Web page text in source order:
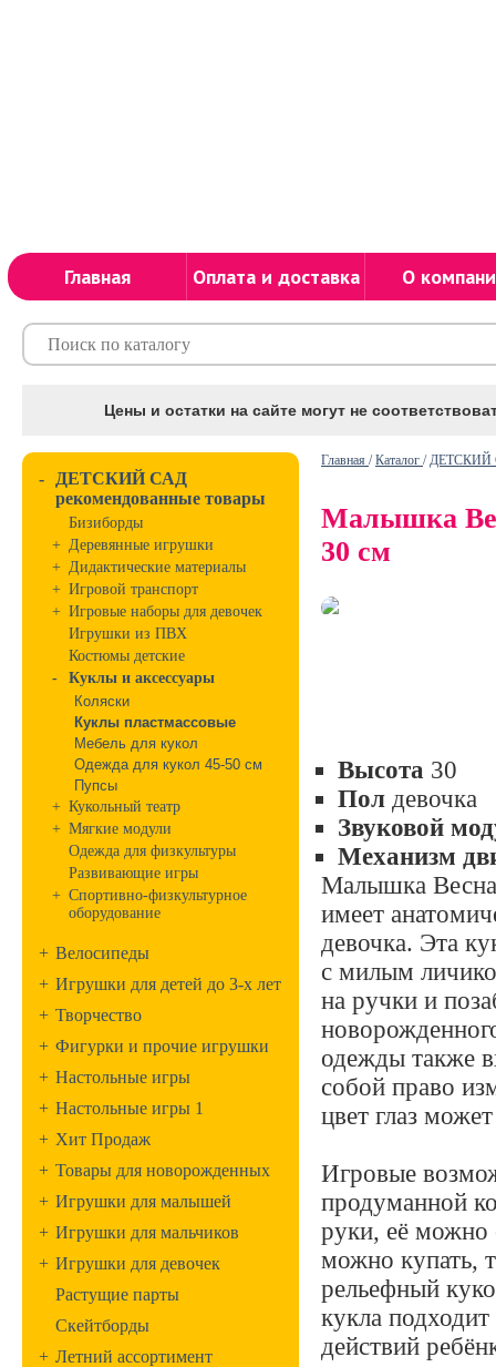
Главная Оплата и доставка О
Цены и остатки на сайте могут не
-
ДЕТСКИЙ САД
рекомендованные товары
Бизиборды
+ Деревянные игрушки
+ Дидактические материалы
+ Игровой транспорт
+ Игровые наборы для девочек
Игрушки из ПВХ
Костюмы детские
-
Куклы и аксессуары
Коляски
Куклы пластмассовые
Мебель для кукол
Одежда для кукол 45-50 см
Пупсы
+ Кукольный театр
+ Мягкие модули
Одежда для физкультуры
Развивающие игры
+ Спортивно-физкультурное
оборудование
+ Велосипеды
+ Игрушки для детей до 3-х лет
+ Творчество
+ Фигурки и прочие игрушки
+ Настольные игры
+ Настольные игры 1
+ Хит Продаж
+ Товары для новорожденных
+ Игрушки для малышей
+ Игрушки для мальчиков
+ Игрушки для девочек
Растущие парты
Скейтборды
+ Летний ассортимент
Главная /Каталог /ДЕТСКИЙ
Малышка
30 см
Высота 30
Пол девочка
Звуковой
Механизм
Малышка
имеет
девочка. Эта
с милым
на ручки и
одежды также
собой право
цвет глаз
Игровые
продуманной
руки, её можно
можно купать,
рельефный
кукла
действий